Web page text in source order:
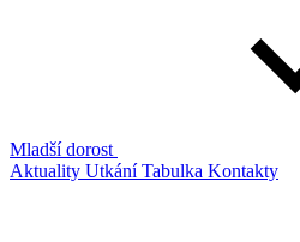
Mladší dorost
Aktuality UtkáníTabulka Kontakty